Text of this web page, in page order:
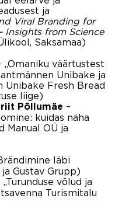
ja
Viral Branding for
Insights from Science
Saksamaa)
„Omaniku väärtustest
Unibake ja
Unibake Fresh Bread
liige)
Põllumäe –
kuidas näha
Manual OÜ ja
läbi
Gustav Grupp)
„Turunduse võlud ja
Turismitalu